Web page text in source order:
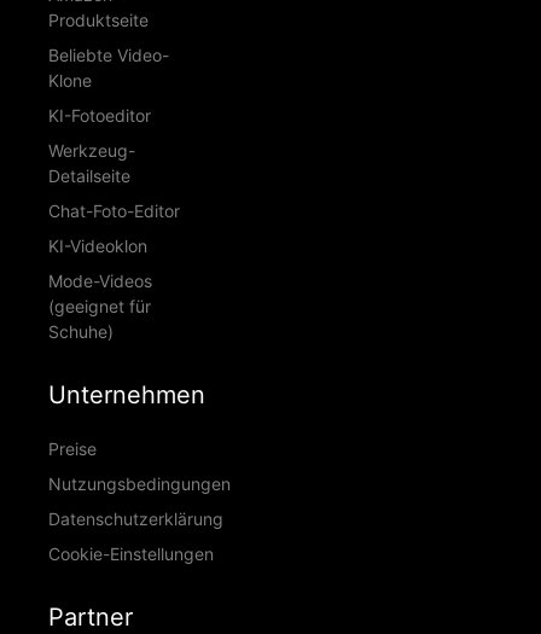
Produktseite
Beliebte Video-
Klone
KI-Fotoeditor
Werkzeug-
Detailseite
Chat-Foto-Editor
KI-Videoklon
Mode-Videos
(geeignet für
Schuhe)
Unternehmen
Preise
Nutzungsbedingungen
Datenschutzerklärung
Cookie-Einstellungen
Partner